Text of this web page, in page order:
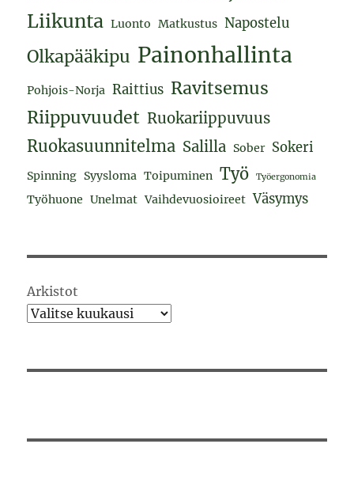
Liikunta Luonto Matkustus Napostelu
Olkapääkipu Painonhallinta
Pohjois-Norja Raittius Ravitsemus
Riippuvuudet Ruokariippuvuus
Ruokasuunnitelma Salilla Sober Sokeri
Spinning Syysloma Toipuminen Työ Työergonomia
Työhuone Unelmat Vaihdevuosioireet Väsymys
Arkistot